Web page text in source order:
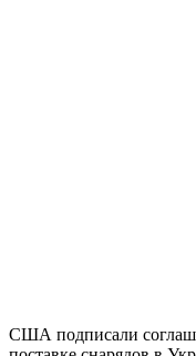
США подписали